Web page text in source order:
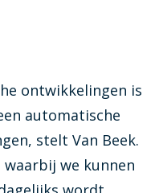
ontwikkelingen is
automatische
stelt Van Beek.
we kunnen